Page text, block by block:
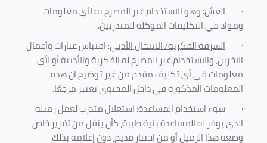
· الغش: وهو الاستخدام غير المصرح به لأي معلومات
ومواد في التكليفاتالموكلة للمتدربين.
· السرقة الفكرية/ الانتحال الأدبي: اقتباس عبارات وأعمال
الآخرين، والاستخدام غير المصرح له الفكرية والأدبية أو لأي
معلومات في أي تكليف مقدم من غير توضيح ان هذه
المعلومات المذكورة في داخل المحتوى تعتبر مرجعًا.
· سوء استخدام المساعدة: استغلال متدرب لعمل زميله
الذي يوفر له المساعدة بنية طيبة، كأن ينقل من تقرير خاص
وضعه هذا الزميل أو من اختبار قديم، دون إعلامه بذلك.